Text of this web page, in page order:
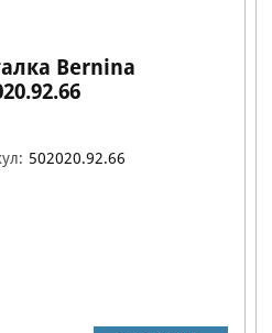
Bernina
502020.92.66